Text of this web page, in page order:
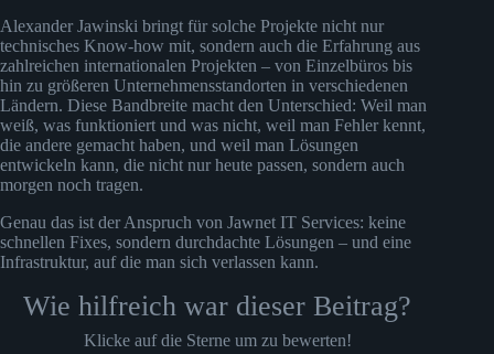
Alexander Jawinski bringt für solche Projekte nicht nur
technisches Know-how mit, sondern auch die Erfahrung aus
zahlreichen internationalen Projekten – von Einzelbüros bis
hin zu größeren Unternehmensstandorten in verschiedenen
Ländern. Diese Bandbreite macht den Unterschied: Weil man
weiß, was funktioniert und was nicht, weil man Fehler kennt,
die andere gemacht haben, und weil man Lösungen
entwickeln kann, die nicht nur heute passen, sondern auch
morgen noch tragen.
Genau das ist der Anspruch von Jawnet IT Services: keine
schnellen Fixes, sondern durchdachte Lösungen – und eine
Infrastruktur, auf die man sich verlassen kann.
Wie hilfreich war dieser Beitrag?
Klicke auf die Sterne um zu bewerten!